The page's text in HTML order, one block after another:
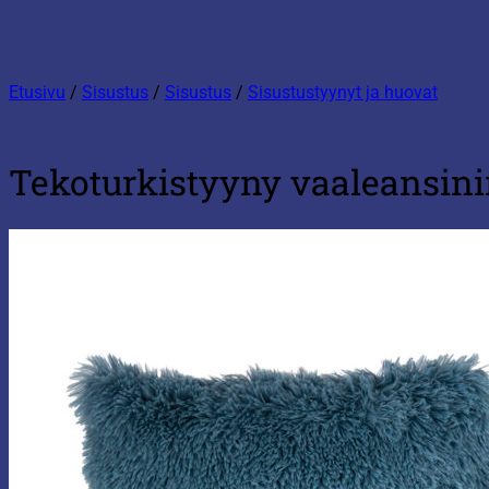
Etusivu / Sisustus / Sisustus / Sisustustyynyt ja huovat
Tekoturkistyyny